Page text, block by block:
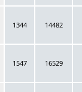
1344 14482
1547 16529